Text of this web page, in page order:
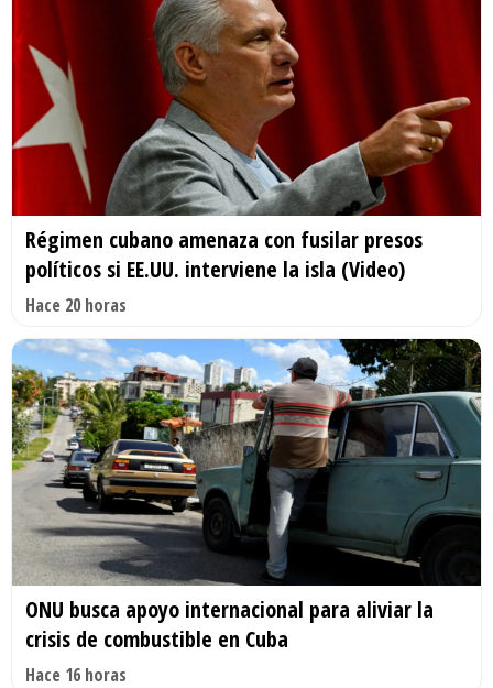
Régimen cubano amenaza con fusilar presos
políticos si EE.UU. interviene la isla (Video)
Hace 20 horas
ONU busca apoyo internacional para aliviar la
crisis de combustible en Cuba
Hace 16 horas